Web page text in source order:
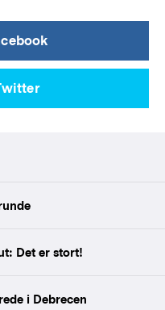
Det er stort!
i Debrecen